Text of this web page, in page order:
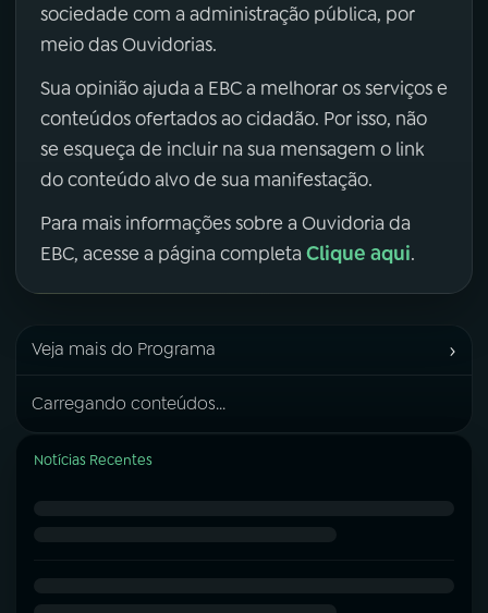
sociedade com a administração pública, por
meio das Ouvidorias.
Sua opinião ajuda a EBC a melhorar os serviços e
conteúdos ofertados ao cidadão. Por isso, não
se esqueça de incluir na sua mensagem o link
do conteúdo alvo de sua manifestação.
Para mais informações sobre a Ouvidoria da
EBC, acesse a página completa Clique aqui.
Veja mais do Programa ›
Carregando conteúdos...
Notícias Recentes